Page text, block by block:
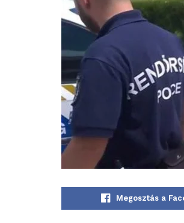
Megosztás a